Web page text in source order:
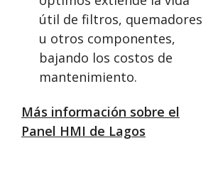
útil de filtros, quemadores
u otros componentes,
bajando los costos de
mantenimiento.
Más información sobre el
Panel HMI de Lagos